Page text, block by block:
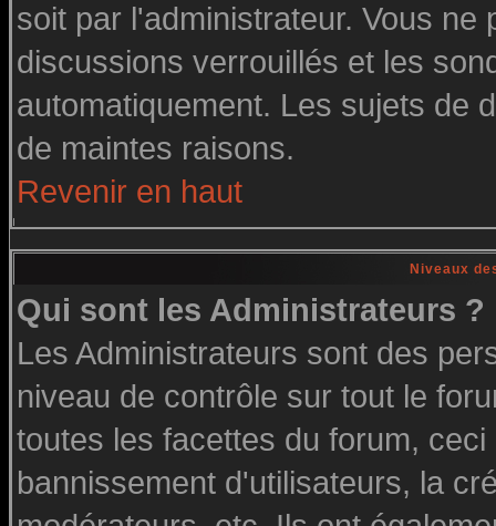
soit par l'administrateur. Vous
discussions verrouillés et les
automatiquement. Les sujets de
de maintes raisons.
Revenir en haut
Niveaux
Qui sont les Administrateurs ?
Les Administrateurs sont des
niveau de contrôle sur tout le
toutes les facettes du forum,
bannissement d'utilisateurs, la